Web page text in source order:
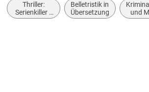
Linda Castillo
Sprecher/Sprecherin
Thriller:
Serienkiller /
Serienmörder
Belletristik in
Übersetzung
und